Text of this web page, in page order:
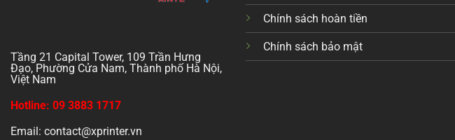
Tầng 21 Capital Tower, 109 Trần Hưng
Đạo, Phường Cửa Nam, Thành phố Hà Nội,
Việt Nam
Hotline: 09 3883 1717
Email: contact@xprinter.vn
Chính sách hoàn tiền
Chính sách bảo mật